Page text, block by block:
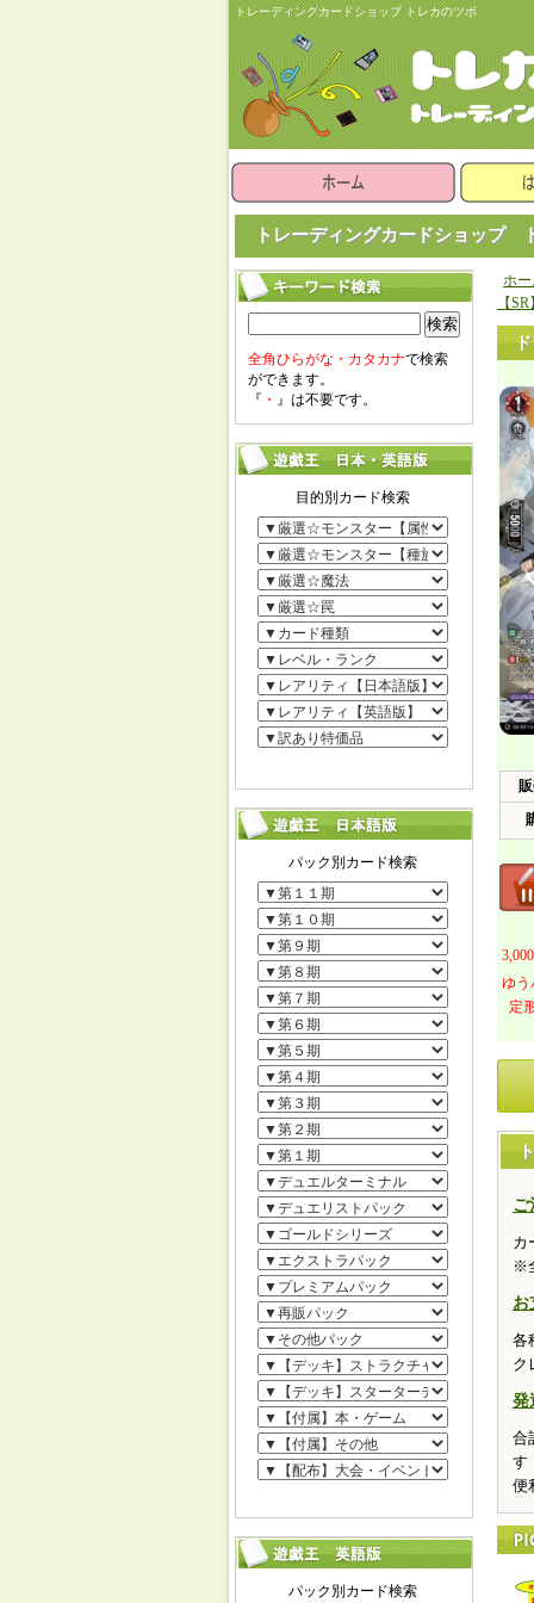
トレーディングカードショップ トレカのツボ
トレーディングカードショップ
検索
全角ひらがな・カタカナで検索
ができます。
『 ・ 』は不要です。
ホ
【
ゆう
定
ご
カ
※
お
各
ク
発
合
す
便